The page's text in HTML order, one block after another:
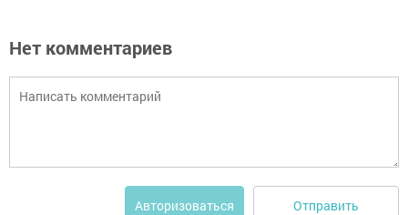
Нет комментариев
Авторизоваться Отправить